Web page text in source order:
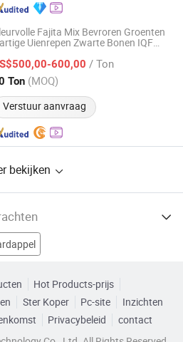
Fajita Mix Bevroren Groenten
Uienrepen Zwarte Bonen IQF
600,00 / Ton
Ton (MOQ)
Verstuur aanvraag
FOODS CO., LTD.
Sinds 2026
bekijken
Hot Products-prijs
Ster Koper Pc-site
Inzichten
Privacybeleid
contact